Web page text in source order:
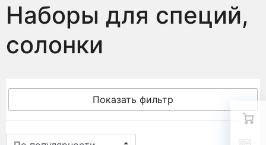
Наборы для специй,
солонки
Показать фильтр